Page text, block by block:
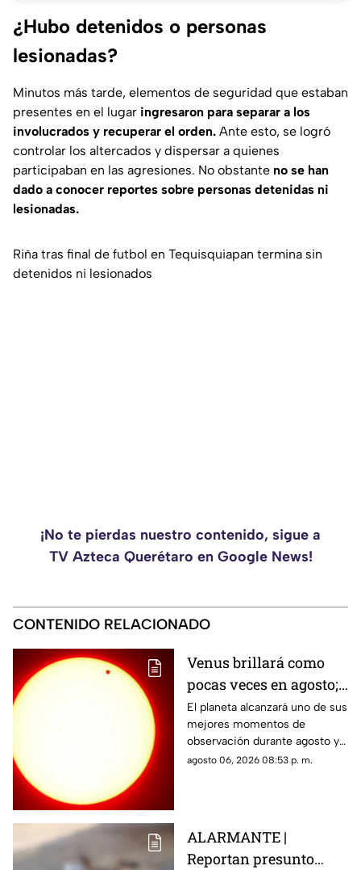
¿Hubo detenidos o personas
lesionadas?
Minutos más tarde, elementos de seguridad que estaban
presentes en el lugar ingresaron para separar a los
involucrados y recuperar el orden. Ante esto, se logró
controlar los altercados y dispersar a quienes
participaban en las agresiones. No obstante no se han
dado a conocer reportes sobre personas detenidas ni
lesionadas.
Riña tras final de futbol en Tequisquiapan termina sin
detenidos ni lesionados
¡No te pierdas nuestro contenido, sigue a
TV Azteca Querétaro en Google News!
CONTENIDO RELACIONADO
Venus brillará como
pocas veces en agosto;
a esta hora podrás
verlo durante este mes
El planeta alcanzará uno de sus
mejores momentos de
observación durante agosto y
podrá distinguirse sin
agosto 06, 2026 08:53 p. m.
ALARMANTE |
Reportan presunto